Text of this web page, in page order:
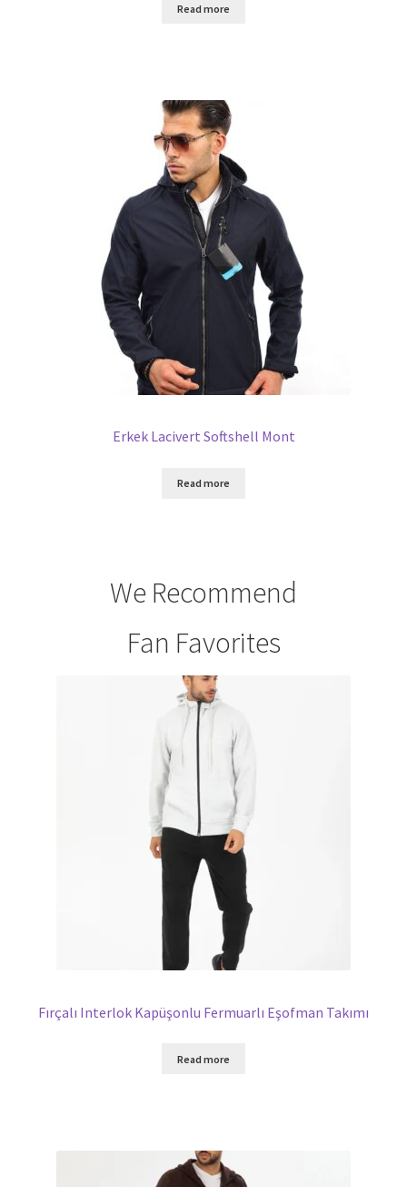
Read more
Erkek Lacivert Softshell Mont
Read more
We Recommend
Fan Favorites
Fırçalı Interlok Kapüşonlu Fermuarlı Eşofman Takımı
Read more